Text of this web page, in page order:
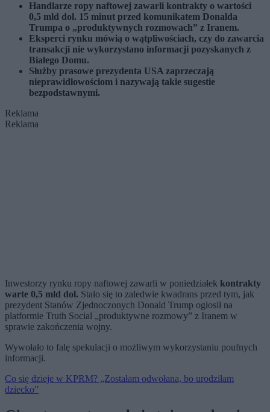
Handlarze ropy naftowej zawarli kontrakty o wartości
0,5 mld dol. 15 minut przed komunikatem Donalda
Trumpa o „produktywnych rozmowach” z Iranem.
Eksperci rynku mówią o wątpliwościach, czy do zawarcia
transakcji nie wykorzystano informacji pozyskanych z
Białego Domu.
Służby prasowe prezydenta USA zaprzeczają
nieprawidłowościom i nazywają takie sugestie
bezpodstawnymi.
Reklama
Reklama
Inwestorzy rynku ropy naftowej zawarli w poniedziałek kontrakty
warte 0,5 mld dol. Stało się to zaledwie kwadrans przed tym, jak
prezydent Stanów Zjednoczonych Donald Trump ogłosił na
platformie Truth Social „produktywne rozmowy” z Iranem w
sprawie zakończenia wojny.
Wywołało to falę spekulacji o możliwym wykorzystaniu poufnych
informacji.
Co się dzieje w KPRM? „Zostałam odwołana, bo urodziłam
dziecko”